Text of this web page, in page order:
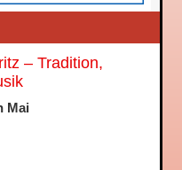
– Tradition,
Mai